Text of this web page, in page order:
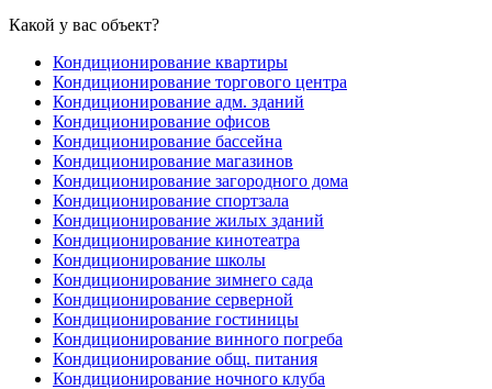
Какой у вас объект?
Кондиционирование квартиры
Кондиционирование торгового центра
Кондиционирование адм. зданий
Кондиционирование офисов
Кондиционирование бассейна
Кондиционирование магазинов
Кондиционирование загородного дома
Кондиционирование спортзала
Кондиционирование жилых зданий
Кондиционирование кинотеатра
Кондиционирование школы
Кондиционирование зимнего сада
Кондиционирование серверной
Кондиционирование гостиницы
Кондиционирование винного погреба
Кондиционирование общ. питания
Кондиционирование ночного клуба